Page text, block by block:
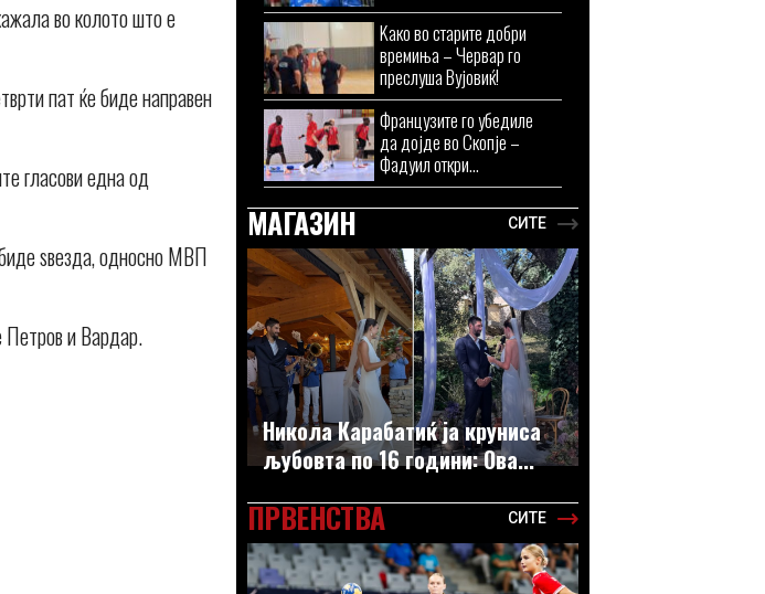
во колото што е
пат ќе биде направен
гласови една од
биде ѕвезда, односно МВП
Петров и Вардар.
Kaко во старите добри
времиња – Червар го
преслуша Вујовиќ!
Французите го убедиле
да дојде во Скопје –
Фадуил откри...
МАГАЗИН СИТЕ
Никола Карабатиќ ја круниса
љубовта по 16 години: Ова...
ПРВЕНСТВА СИТЕ